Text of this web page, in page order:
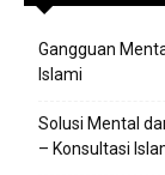
Gangguan
Islami
Solusi Mental
– Konsultasi